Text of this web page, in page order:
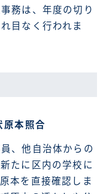
務は、年度の切り
目なく行われま
原本照合
、他自治体からの
たに区内の学校に
本を直接確認しま